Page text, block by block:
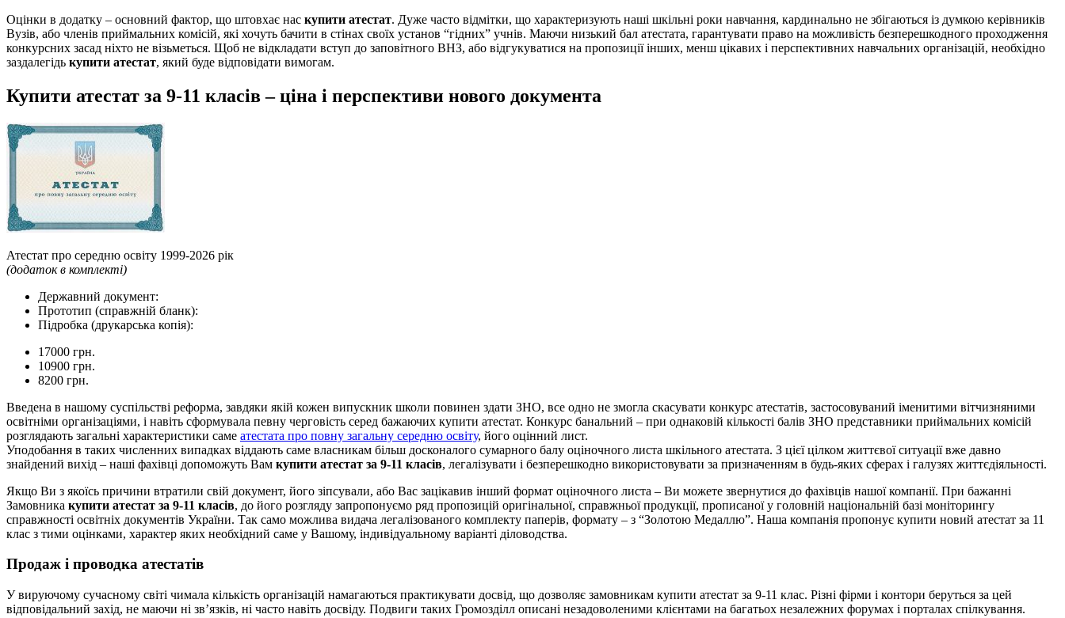
Оцінки в додатку – основний фактор, що штовхає нас купити атестат. Дуже часто відмітки, що характеризують наші шкільні роки навчання, кардинально не збігаються із думкою керівників
Вузів, або членів приймальних комісій, які хочуть бачити в стінах своїх установ “гідних” учнів. Маючи низький бал атестата, гарантувати право на можливість безперешкодного проходження
конкурсних засад ніхто не візьметься. Щоб не відкладати вступ до заповітного ВНЗ, або відгукуватися на пропозиції інших, менш цікавих і перспективних навчальних організацій, необхідно
заздалегідь купити атестат, який буде відповідати вимогам.
Купити атестат за 9-11 класів – ціна і перспективи нового документа
Атестат про середню освіту 1999-2026 рік
(додаток в комплекті)
Державний документ:
Прототип (справжній бланк):
Підробка (друкарська копія):
17000 грн.
10900 грн.
8200 грн.
Введена в нашому суспільстві реформа, завдяки якій кожен випускник школи повинен здати ЗНО, все одно не змогла скасувати конкурс атестатів, застосовуваний іменитими вітчизняними
освітніми організаціями, і навіть сформувала певну черговість серед бажаючих купити атестат. Конкурс банальний – при однаковій кількості балів ЗНО представники приймальних комісій
розглядають загальні характеристики саме атестата про повну загальну середню освіту, його оцінний лист.
Уподобання в таких численних випадках віддають саме власникам більш досконалого сумарного балу оціночного листа шкільного атестата. З цієї цілком життєвої ситуації вже давно
знайдений вихід – наші фахівці допоможуть Вам купити атестат за 9-11 класів, легалізувати і безперешкодно використовувати за призначенням в будь-яких сферах і галузях життєдіяльності.
Якщо Ви з якоїсь причини втратили свій документ, його зіпсували, або Вас зацікавив інший формат оціночного листа – Ви можете звернутися до фахівців нашої компанії. При бажанні
Замовника купити атестат за 9-11 класів, до його розгляду запропонуємо ряд пропозицій оригінальної, справжньої продукції, прописаної у головній національній базі моніторингу
справжності освітніх документів України. Так само можлива видача легалізованого комплекту паперів, формату – з “Золотою Медаллю”. Наша компанія пропонує купити новий атестат за 11
клас з тими оцінками, характер яких необхідний саме у Вашому, індивідуальному варіанті діловодства.
Продаж і проводка атестатів
У вируючому сучасному світі чимала кількість організацій намагаються практикувати досвід, що дозволяє замовникам купити атестат за 9-11 клас. Різні фірми і контори беруться за цей
відповідальний захід, не маючи ні зв’язків, ні часто навіть досвіду. Подвиги таких Громозділл описані незадоволеними клієнтами на багатьох незалежних форумах і порталах спілкування.